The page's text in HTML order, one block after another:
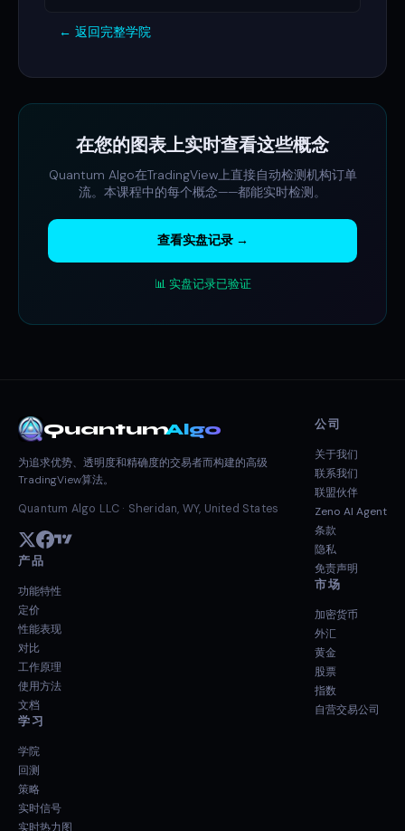
← 返回完整学院
在您的图表上实时查看这些概念
Quantum Algo在TradingView上直接自动检测机构订单
流。本课程中的每个概念——都能实时检测。
查看实盘记录 →
📊 实盘记录已验证
QuantumAlgo
为追求优势、透明度和精确度的交易者而构建的高级
TradingView算法。
Quantum Algo LLC · Sheridan, WY, United States
产品
功能特性
定价
性能表现
对比
工作原理
使用方法
文档
学习
学院
回测
策略
实时信号
实时热力图
公司
关于我们
联系我们
联盟伙伴
Zeno AI Agent
条款
隐私
免责声明
市场
加密货币
外汇
黄金
股票
指数
自营交易公司